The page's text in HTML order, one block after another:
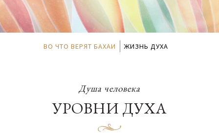
ВО ЧТО ВЕРЯТ БАХАИ ЖИЗНЬ ДУХА
Душа человека
УРОВНИ ДУХА